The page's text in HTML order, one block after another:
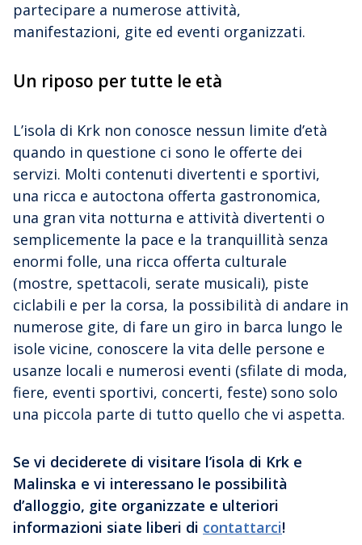
partecipare a numerose attività,
manifestazioni, gite ed eventi organizzati.
Un riposo per tutte le età
L’isola di Krk non conosce nessun limite d’età
quando in questione ci sono le offerte dei
servizi. Molti contenuti divertenti e sportivi,
una ricca e autoctona offerta gastronomica,
una gran vita notturna e attività divertenti o
semplicemente la pace e la tranquillità senza
enormi folle, una ricca offerta culturale
(mostre, spettacoli, serate musicali), piste
ciclabili e per la corsa, la possibilità di andare in
numerose gite, di fare un giro in barca lungo le
isole vicine, conoscere la vita delle persone e
usanze locali e numerosi eventi (sfilate di moda,
fiere, eventi sportivi, concerti, feste) sono solo
una piccola parte di tutto quello che vi aspetta.
Se vi deciderete di visitare l’isola di Krk e
Malinska e vi interessano le possibilità
d’alloggio, gite organizzate e ulteriori
informazioni siate liberi di contattarci!